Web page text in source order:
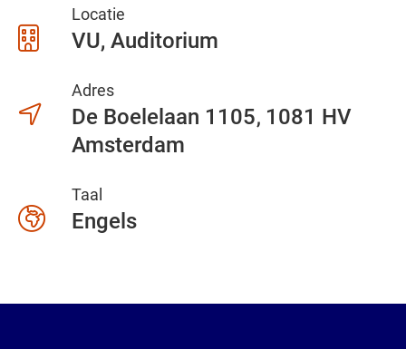
Locatie
VU, Auditorium
Adres
De Boelelaan 1105 1081 HV
Amsterdam
Taal
Engels